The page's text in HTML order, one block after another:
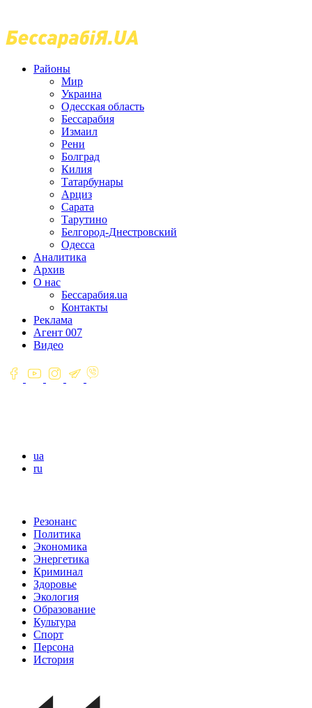
Районы
Мир
Украина
Одесская область
Бессарабия
Измаил
Рени
Болград
Килия
Татарбунары
Арциз
Сарата
Тарутино
Белгород-Днестровский
Одесса
Аналитика
Архив
О нас
Бессарабия.ua
Контакты
Реклама
Агент 007
Видео
ua
ru
Резонанс
Политика
Экономика
Энергетика
Криминал
Здоровье
Экология
Образование
Культура
Спорт
Персона
История